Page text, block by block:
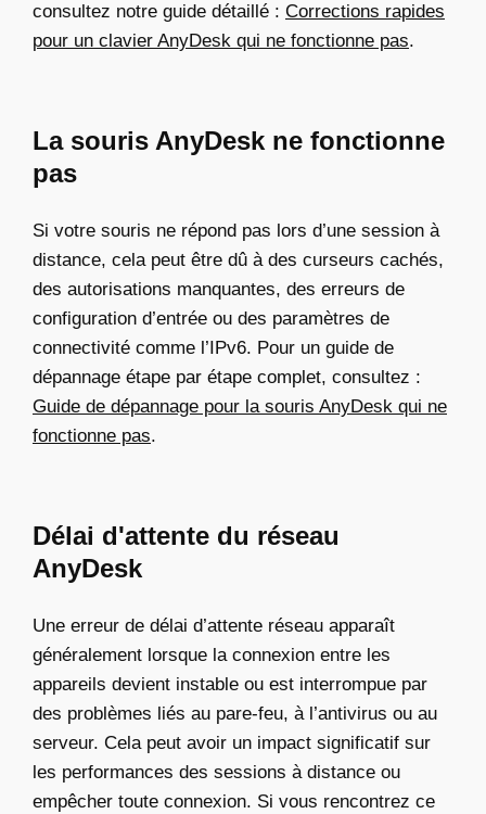
consultez notre guide détaillé : Corrections rapides
pour un clavier AnyDesk qui ne fonctionne pas.
La souris AnyDesk ne fonctionne
pas
Si votre souris ne répond pas lors d’une session à
distance, cela peut être dû à des curseurs cachés,
des autorisations manquantes, des erreurs de
configuration d’entrée ou des paramètres de
connectivité comme l’IPv6. Pour un guide de
dépannage étape par étape complet, consultez :
Guide de dépannage pour la souris AnyDesk qui ne
fonctionne pas.
Délai d'attente du réseau
AnyDesk
Une erreur de délai d’attente réseau apparaît
généralement lorsque la connexion entre les
appareils devient instable ou est interrompue par
des problèmes liés au pare-feu, à l’antivirus ou au
serveur. Cela peut avoir un impact significatif sur
les performances des sessions à distance ou
empêcher toute connexion. Si vous rencontrez ce